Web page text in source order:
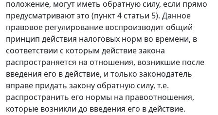
положение, могут иметь обратную силу, если прямо
предусматривают это (пункт 4 статьи 5). Данное
правовое регулирование воспроизводит общий
принцип действия налоговых норм во времени, в
соответствии с которым действие закона
распространяется на отношения, возникшие после
введения его в действие, и только законодатель
вправе придать закону обратную силу, т.е.
распространить его нормы на правоотношения,
которые возникли до введения его в действие.